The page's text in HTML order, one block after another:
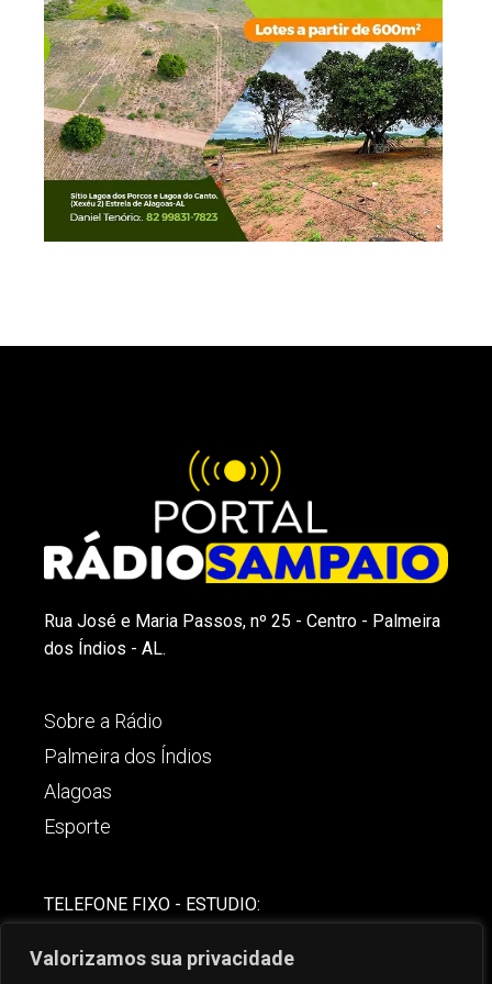
Valorizamos sua privacidade
Rua José e Maria Passos, nº 25 - Centro - Palmeira
dos Índios - AL.
Sobre a Rádio
Palmeira dos Índios
Alagoas
Esporte
TELEFONE FIXO - ESTUDIO: